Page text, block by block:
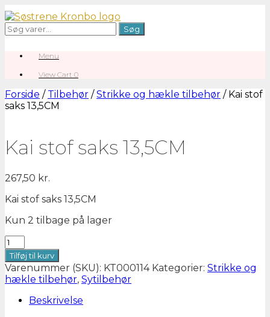
Gå
til
indhold
Søg
efter:
Søg
Menu
View
cart
View Cart 0
Forside / Tilbehør /Strikke og hækle tilbehør / Kai stof
saks 13,5CM
Kai stof saks 13,5CM
267,50 kr.
Kai stof saks 13,5CM
Kun 2 tilbage på lager
Kai
stof
saks
13,5CM
antal
Tilføj til kurv
Varenummer (SKU): KT000114 Kategorier: Strikke og
hækle tilbehør, Sytilbehør
Beskrivelse